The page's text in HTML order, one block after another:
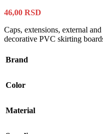
46,00 RSD
Caps, extensions, external
decorative PVC skirting
Brand
Color
Material